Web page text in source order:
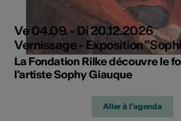
Ve 04.09. - Di 20.12.2026
Vernissage - Exposition
La Fondation Rilke découvre le
l'artiste Sophy Giauque
Aller à l'agenda